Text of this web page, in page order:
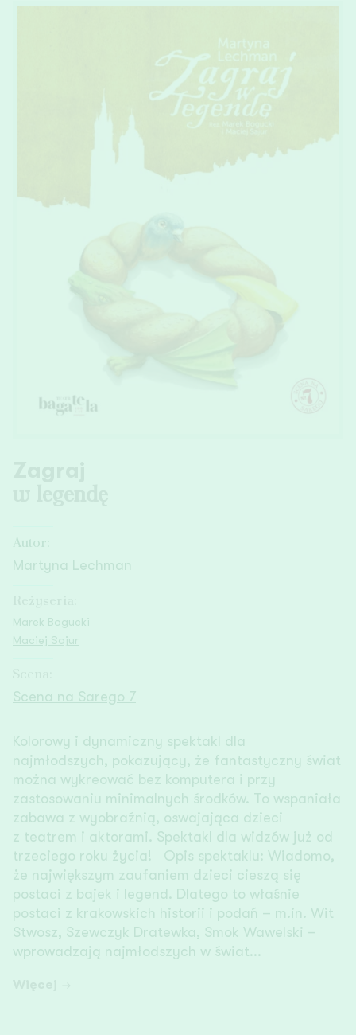
Autor:
Martyna Lechman
Marek Bogucki
Maciej Sajur
Scena na Sarego 7
Kolorowy i dynamiczny spektakl dla
najmłodszych, pokazujący, że fantastyczny świat
można wykreować bez komputera i przy
zastosowaniu minimalnych środków. To wspaniała
zabawa z wyobraźnią, oswajająca dzieci
z teatrem i aktorami. Spektakl dla widzów już od
trzeciego roku życia! Opis spektaklu: Wiadomo,
że największym zaufaniem dzieci cieszą się
postaci z bajek i legend. Dlatego to właśnie
postaci z krakowskich historii i podań – m.in. Wit
Stwosz, Szewczyk Dratewka, Smok Wawelski –
wprowadzają najmłodszych w świat...